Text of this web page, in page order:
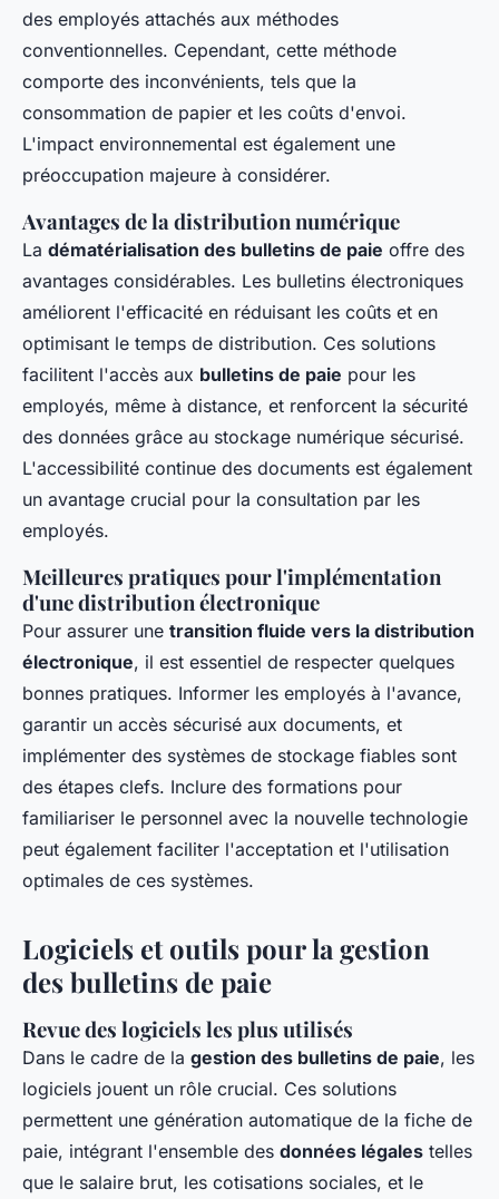
des employés attachés aux méthodes
conventionnelles. Cependant, cette méthode
comporte des inconvénients, tels que la
consommation de papier et les coûts d'envoi.
L'impact environnemental est également une
préoccupation majeure à considérer.
Avantages de la distribution numérique
La dématérialisation des bulletins de paie offre des
avantages considérables. Les bulletins électroniques
améliorent l'efficacité en réduisant les coûts et en
optimisant le temps de distribution. Ces solutions
facilitent l'accès aux bulletins de paie pour les
employés, même à distance, et renforcent la sécurité
des données grâce au stockage numérique sécurisé.
L'accessibilité continue des documents est également
un avantage crucial pour la consultation par les
employés.
Meilleures pratiques pour l'implémentation
d'une distribution électronique
Pour assurer une transition fluide vers la distribution
électronique, il est essentiel de respecter quelques
bonnes pratiques. Informer les employés à l'avance,
garantir un accès sécurisé aux documents, et
implémenter des systèmes de stockage fiables sont
des étapes clefs. Inclure des formations pour
familiariser le personnel avec la nouvelle technologie
peut également faciliter l'acceptation et l'utilisation
optimales de ces systèmes.
Logiciels et outils pour la gestion
des bulletins de paie
Revue des logiciels les plus utilisés
Dans le cadre de la gestion des bulletins de paie, les
logiciels jouent un rôle crucial. Ces solutions
permettent une génération automatique de la fiche de
paie, intégrant l'ensemble des données légales telles
que le salaire brut, les cotisations sociales, et le